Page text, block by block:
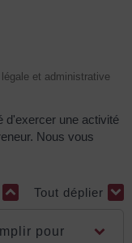
et administrative
d'exercer une activité
Nous vous
Tout déplier
pour